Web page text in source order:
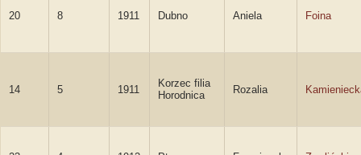
20 8 1911 Dubno Aniela Foina
14 5 1911
Korzec filia
Horodnica
Rozalia